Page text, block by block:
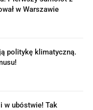
w Warszawie
politykę klimatyczną.
w ubóstwie! Tak